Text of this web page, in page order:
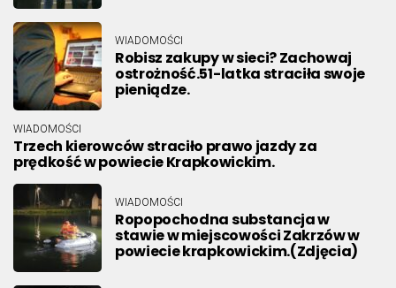
WIADOMOŚCI
Robisz zakupy w sieci? Zachowaj
ostrożność.51-latka straciła swoje
pieniądze.
WIADOMOŚCI
Trzech kierowców straciło prawo jazdy za
prędkość w powiecie Krapkowickim.
WIADOMOŚCI
Ropopochodna substancja w
stawie w miejscowości Zakrzów w
powiecie krapkowickim.(Zdjęcia)